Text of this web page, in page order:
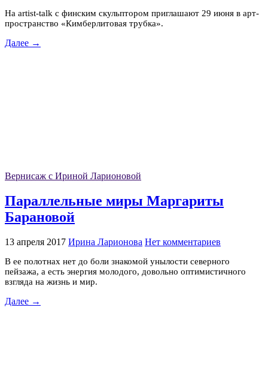
На artist-talk с финским скульптором приглашают 29 июня в арт-
пространство «Кимберлитовая трубка».
Далее →
Вернисаж с Ириной Ларионовой
Параллельные миры Маргариты
Барановой
13 апреля 2017 Ирина Ларионова Нет комментариев
В ее полотнах нет до боли знакомой унылости северного
пейзажа, а есть энергия молодого, довольно оптимистичного
взгляда на жизнь и мир.
Далее →